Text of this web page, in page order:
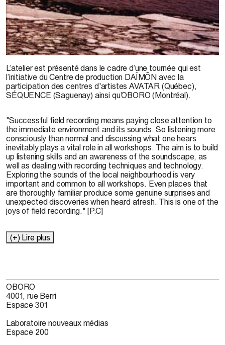
L’atelier est présenté dans le cadre d’une tournée qui est
l’initiative du Centre de production DAÏMÕN avec la
participation des centres d'artistes AVATAR (Québec),
SÉQUENCE (Saguenay) ainsi qu’OBORO (Montréal).
"Successful field recording means paying close attention to
the immediate environment and its sounds. So listening more
consciously than normal and discussing what one hears
inevitably plays a vital role in all workshops. The aim is to build
up listening skills and an awareness of the soundscape, as
well as dealing with recording techniques and technology.
Exploring the sounds of the local neighbourhood is very
important and common to all workshops. Even places that
are thoroughly familiar produce some genuine surprises and
unexpected discoveries when heard afresh. This is one of the
joys of field recording." [P.C]
(+) Lire plus
OBORO
4001, rue Berri
Espace 301
Laboratoire nouveaux médias
Espace 200